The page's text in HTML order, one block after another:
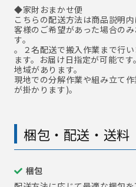
◆家財おまかせ便
こちらの配送方法は商品説明
客様のご希望があった場合の
す。
。２名配送で搬入作業まで行
ます。お届け日指定が可能で
地域があります。
現地での分解作業や組み立て
が掛かります)。
梱包・配送・送料
梱包